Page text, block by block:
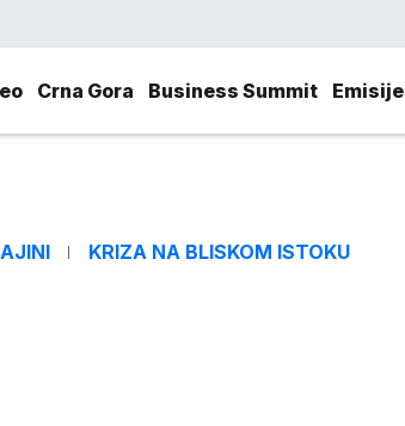
Crna Gora Business Summit Emisije
KRIZA NA BLISKOM ISTOKU